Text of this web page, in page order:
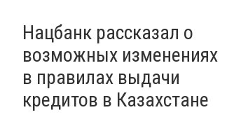
Нацбанк рассказал о
возможных изменениях
в правилах выдачи
кредитов в Казахстане